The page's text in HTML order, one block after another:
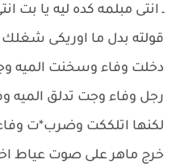
ـ انتى مبلمه كده ليه يا بت
قولته بدل ما اوريكى شغلك
دخلت وفاء وسخنت الميه
رجل وفاء وجت تدلق
لكنها اتلككت وضرب*ت
خرج ماهر على صوت عياط